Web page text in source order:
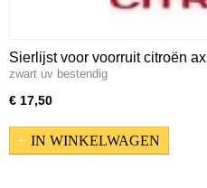
Sierlijst voor voorruit citroën ax
zwart uv bestendig
€ 17,50
IN WINKELWAGEN